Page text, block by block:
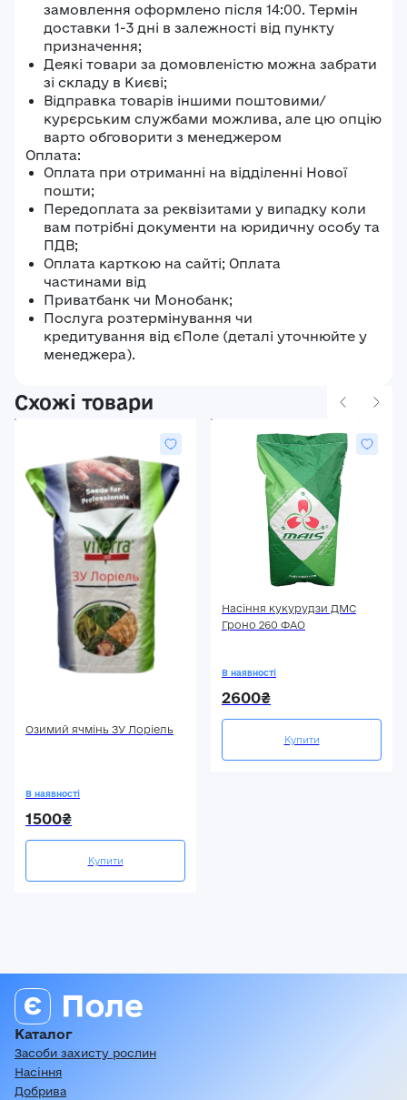
замовлення оформлено після 14:00. Термін
доставки 1-3 дні в залежності від пункту
призначення;
Деякі товари за домовленістю можна забрати
зі складу в Києві;
Відправка товарів іншими поштовими/
курєрським службами можлива, але цю опцію
варто обговорити з менеджером
Оплата:
Оплата при отриманні на відділенні Нової
пошти;
Передоплата за реквізитами у випадку коли
вам потрібні документи на юридичну особу та
ПДВ;
Оплата карткою на сайті; Оплата
частинами від
Приватбанк чи Монобанк;
Послуга розтермінування чи
кредитування від єПоле (деталі уточнюйте у
менеджера).
Схожі товари
Озимий ячмінь ЗУ Лоріель
В наявності
1500₴
Купити
Насіння кукурудзи ДМС
Гроно 260 ФАО
В наявності
2600₴
Купити
Каталог
Засоби захисту рослин
Насіння
Добрива